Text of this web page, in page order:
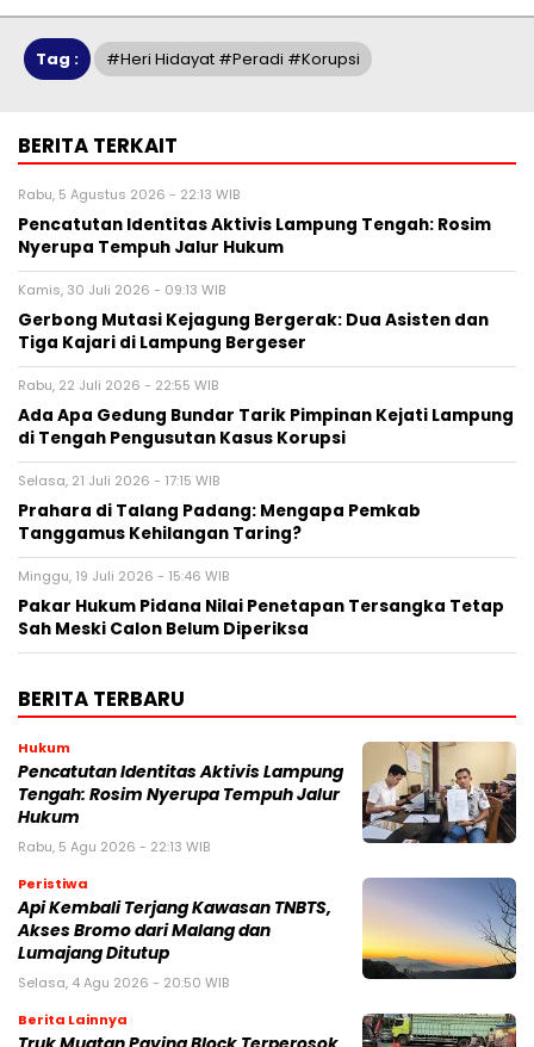
Tag : #Heri Hidayat #peradi #korupsi
BERITA TERKAIT
Rabu, 5 Agustus 2026 - 22:13 WIB
Pencatutan Identitas Aktivis Lampung Tengah: Rosim
Nyerupa Tempuh Jalur Hukum
Kamis, 30 Juli 2026 - 09:13 WIB
Gerbong Mutasi Kejagung Bergerak: Dua Asisten dan
Tiga Kajari di Lampung Bergeser
Rabu, 22 Juli 2026 - 22:55 WIB
Ada Apa Gedung Bundar Tarik Pimpinan Kejati Lampung
di Tengah Pengusutan Kasus Korupsi
Selasa, 21 Juli 2026 - 17:15 WIB
Prahara di Talang Padang: Mengapa Pemkab
Tanggamus Kehilangan Taring?
Minggu, 19 Juli 2026 - 15:46 WIB
Pakar Hukum Pidana Nilai Penetapan Tersangka Tetap
Sah Meski Calon Belum Diperiksa
BERITA TERBARU
Hukum
Pencatutan Identitas Aktivis Lampung
Tengah: Rosim Nyerupa Tempuh Jalur
Hukum
Rabu, 5 Agu 2026 - 22:13 WIB
Peristiwa
Api Kembali Terjang Kawasan TNBTS,
Akses Bromo dari Malang dan
Lumajang Ditutup
Selasa, 4 Agu 2026 - 20:50 WIB
Berita Lainnya